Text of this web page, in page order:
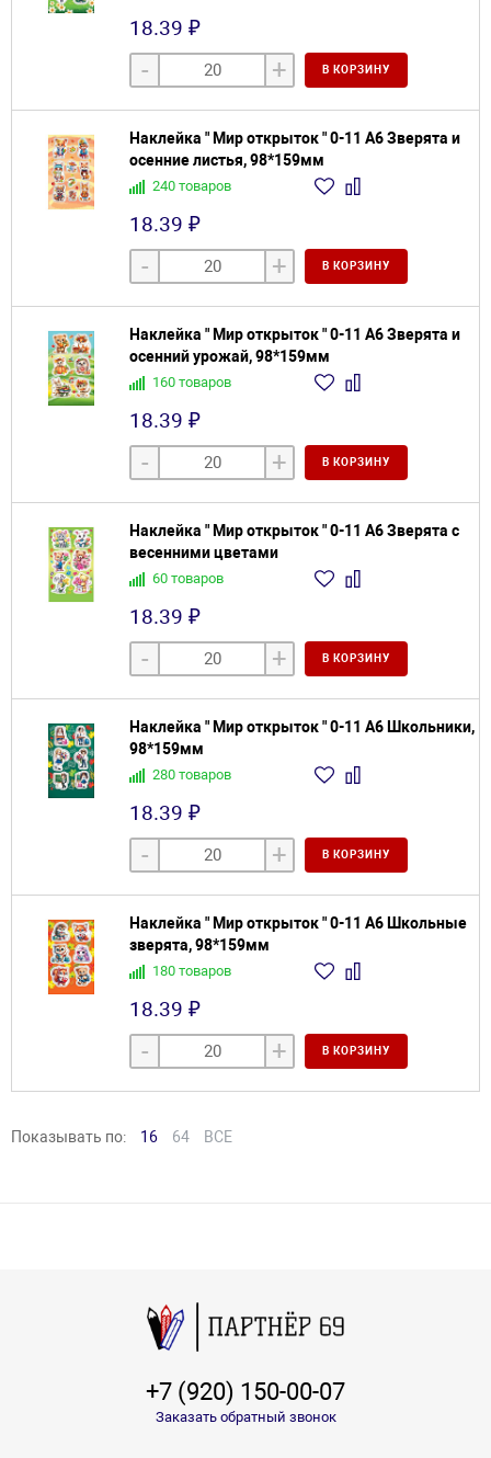
18.39 ₽
- + В КОРЗИНУ
Наклейка " Мир открыток " 0-11 А6 Зверята и
осенние листья, 98*159мм
240 товаров
18.39 ₽
- + В КОРЗИНУ
Наклейка " Мир открыток " 0-11 А6 Зверята и
осенний урожай, 98*159мм
160 товаров
18.39 ₽
- + В КОРЗИНУ
Наклейка " Мир открыток " 0-11 А6 Зверята с
весенними цветами
60 товаров
18.39 ₽
- + В КОРЗИНУ
Наклейка " Мир открыток " 0-11 А6 Школьники,
98*159мм
280 товаров
18.39 ₽
- + В КОРЗИНУ
Наклейка " Мир открыток " 0-11 А6 Школьные
зверята, 98*159мм
180 товаров
18.39 ₽
- + В КОРЗИНУ
Показывать по: 16 64 ВСЕ
+7 (920) 150-00-07
Заказать обратный звонок